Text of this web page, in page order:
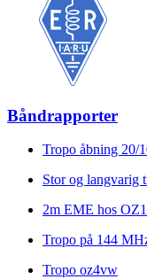
Båndrapporter
Tropo åbning 20/
Stor og langvarig
2m EME hos
Tropo på 144
Tropo oz4vw